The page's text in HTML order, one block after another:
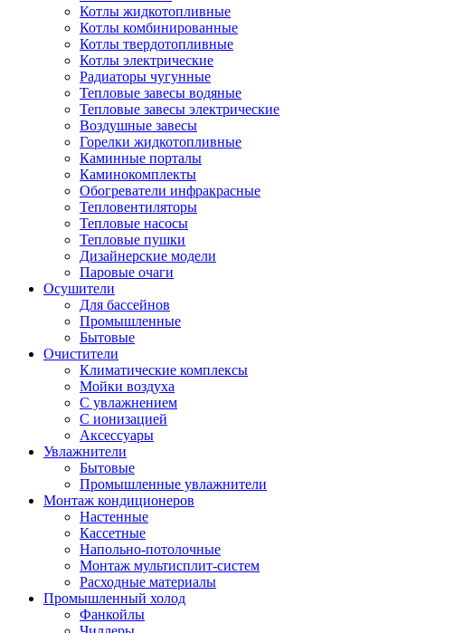
Котлы жидкотопливные
Котлы комбинированные
Котлы твердотопливные
Котлы электрические
Радиаторы чугунные
Тепловые завесы водяные
Тепловые завесы электрические
Воздушные завесы
Горелки жидкотопливные
Каминные порталы
Каминокомплекты
Обогреватели инфракрасные
Тепловентиляторы
Тепловые насосы
Тепловые пушки
Дизайнерские модели
Паровые очаги
Осушители
Для бассейнов
Промышленные
Бытовые
Очистители
Климатические комплексы
Мойки воздуха
С увлажнением
С ионизацией
Аксеcсуары
Увлажнители
Бытовые
Промышленные увлажнители
Монтаж кондиционеров
Настенные
Кассетные
Напольно-потолочные
Монтаж мультисплит-систем
Расходные материалы
Промышленный холод
Фанкойлы